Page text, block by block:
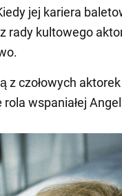
jej kariera
rady kultowego
z czołowych
wspaniałej